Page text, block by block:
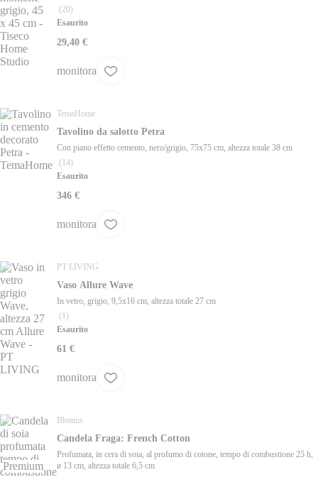
(20)
Esaurito
29,40 €
monitora
TemaHome
Tavolino da salotto Petra
Con piano effetto cemento, nero/grigio, 75x75 cm, altezza totale 38 cm
(14)
Esaurito
346 €
monitora
PT LIVING
Vaso Allure Wave
In vetro, grigio, 9,5x16 cm, altezza totale 27 cm
(1)
Esaurito
61 €
monitora
Premium
Blomus
Candela Fraga: French Cotton
Profumata, in cera di soia, al profumo di cotone, tempo di combustione 25 h,
ø 13 cm, altezza totale 6,5 cm